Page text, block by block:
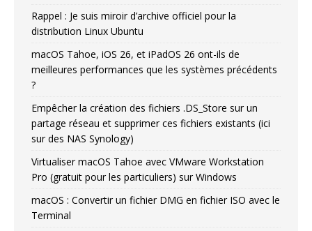
Rappel : Je suis miroir d’archive officiel pour la
distribution Linux Ubuntu
macOS Tahoe, iOS 26, et iPadOS 26 ont-ils de
meilleures performances que les systèmes précédents
?
Empêcher la création des fichiers .DS_Store sur un
partage réseau et supprimer ces fichiers existants (ici
sur des NAS Synology)
Virtualiser macOS Tahoe avec VMware Workstation
Pro (gratuit pour les particuliers) sur Windows
macOS : Convertir un fichier DMG en fichier ISO avec le
Terminal